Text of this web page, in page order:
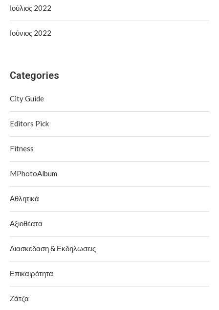
Ιούλιος 2022
Ιούνιος 2022
Categories
City Guide
Editors Pick
Fitness
MPhotoAlbum
Αθλητικά
Αξιοθέατα
Διασκεδαση & Εκδηλωσεις
Επικαιρότητα
Ζάτζα